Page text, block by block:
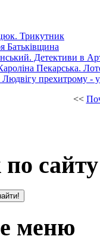
Трикутник
Батьківщина
Детективи в
Пекарська.
прехитрому -
<<
сайту
меню